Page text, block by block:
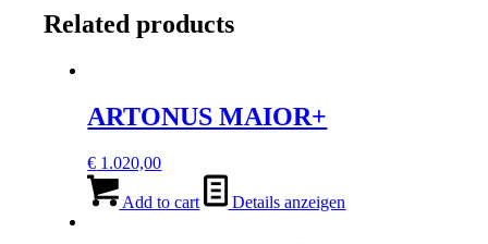
Related products
ARTONUS MAIOR+
€ 1.020,00
Add to cart Details anzeigen